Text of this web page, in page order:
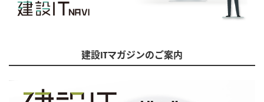
建設ITマガジンのご案内